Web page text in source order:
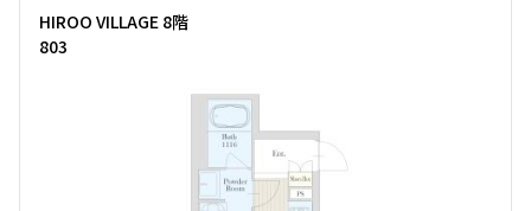
HIROO VILLAGE 8階
803